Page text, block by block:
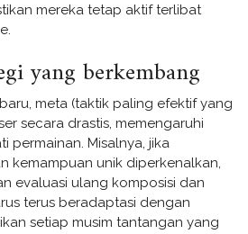
mereka tetap aktif terlibat
yang berkembang
meta (taktik paling efektif yang
secara drastis, memengaruhi
permainan. Misalnya, jika
kemampuan unik diperkenalkan,
evaluasi ulang komposisi dan
terus beradaptasi dengan
setiap musim tantangan yang